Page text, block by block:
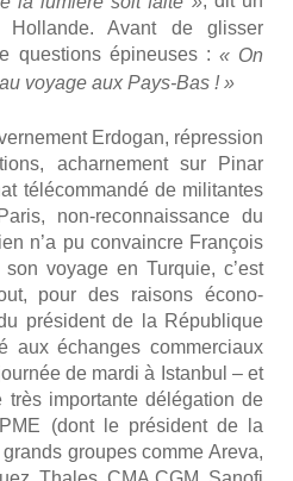
Hol­lande. Avant de glis­ser
ques­tions épi­neuses : « On
voyage aux Pays-Bas ! »
Erdo­gan, répres­sion
achar­ne­ment sur Pinar
télé­com­man­dé de mili­tantes
non-recon­nais­sance du
n’a pu convaincre Fran­çois
voyage en Tur­quie, c’est
pour des rai­sons éco­no­
pré­sident de la Répu­blique
aux échanges com­mer­ciaux
de mar­di à Istan­bul – et
très impor­tante délé­ga­tion de
(dont le pré­sident de la
groupes comme Are­va,